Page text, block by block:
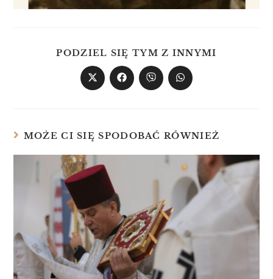
PODZIEL SIĘ TYM Z INNYMI
MOŻE CI SIĘ SPODOBAĆ RÓWNIEŻ